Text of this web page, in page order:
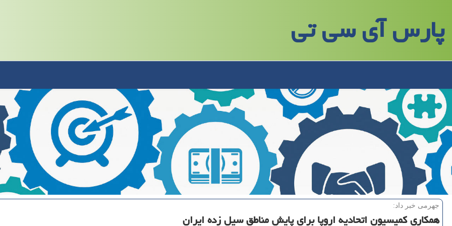
پارس آی سی تی
جهرمی خبر داد:
همكاری كمیسیون اتحادیه اروپا برای پایش مناطق سیل زده ایران